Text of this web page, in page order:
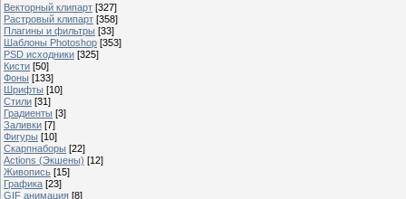
Векторный клипарт [327]
Растровый клипарт [358]
Плагины и фильтры [33]
Шаблоны Photoshop [353]
PSD исходники [325]
Кисти [50]
Фоны [133]
Шрифты [10]
Стили [31]
Градиенты [3]
Заливки [7]
Фигуры [10]
Скарпнаборы [22]
Actions (Экшены) [12]
Живопись [15]
Графика [23]
GIF анимация [8]